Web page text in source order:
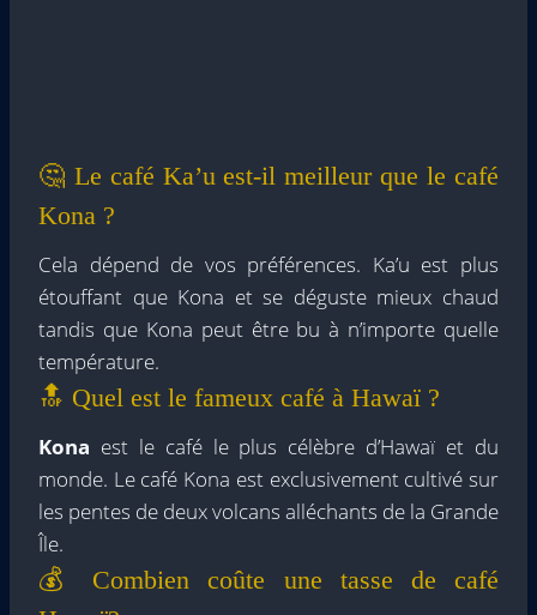
🤔 Le café Ka’u est-il meilleur que le café
Kona ?
Cela dépend de vos préférences. Ka’u est plus
étouffant que Kona et se déguste mieux chaud
tandis que Kona peut être bu à n’importe quelle
température.
🔝 Quel est le fameux café à Hawaï ?
Kona est le café le plus célèbre d’Hawaï et du
monde. Le café Kona est exclusivement cultivé sur
les pentes de deux volcans alléchants de la Grande
Île.
💰 Combien coûte une tasse de café